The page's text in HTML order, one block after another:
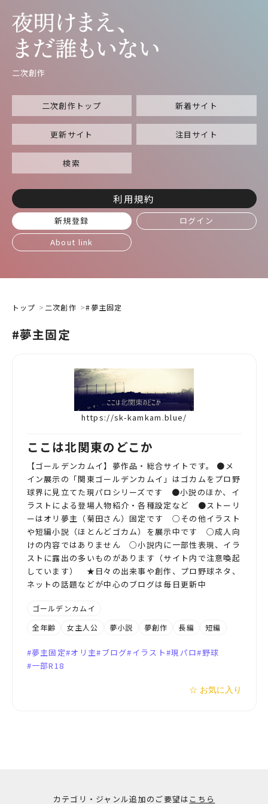
二次創作
二次創作トップ 新着サイト
更新サイト 注目サイト
検索
利用規約
新規登録
ログイン
About link
トップ 二次創作 #夢主固定
#夢主固定
https://sk-kamkam.blue/
ここは北関東のどこか
【ゴールデンカムイ】夢作品・総合サイトです。 ●メ
イン展示の「関東ゴールデンカムイ」はゴカムをプロ野
球界に見立てた現パロシリーズです ●小説のほか、イ
ラストによる登場人物紹介・各種設定など ●ストーリ
ーはオリ夢主（菊田さん）固定です ○その他イラスト
や短編小説（ほとんどゴカム）を展示中です ○成人向
けの内容ではありません ○小説内に一部性表現、イラ
ストに露出の多いものがあります（サイト内で注意喚起
しています） ★日々の出来事や創作、プロ野球ネタ、
ネットの話題などが中心のブログは毎日更新中
ゴールデンカムイ
全年齢
女主人公 夢小説 夢創作 長編 短編
夢主固定 オリ主 ブログ イラスト 現パロ 野球
一部R18
☆ お気に入り
カテゴリ・ジャンル追加のご要望は こちら